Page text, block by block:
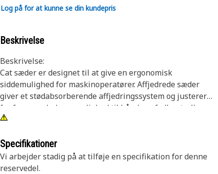
Log på for at kunne se din kundepris
Beskrivelse
Beskrivelse:
Cat sæder er designet til at give en ergonomisk
siddemulighed for maskinoperatører. Affjedrede sæder
giver et stødabsorberende affjedringssystem og justerer
for førerens bekvemmelighed til hånd- og fodkontroller.
Sættene gør det nemt at foretage service, reparation eller
du forventer til dit maskine.
Egenskaber:
Specifikationer
Vi arbejder stadig på at tilføje en specifikation for denne
reservedel.